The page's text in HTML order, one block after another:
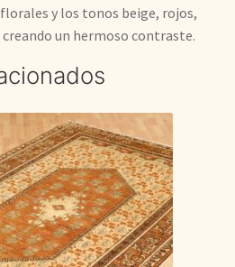
y los tonos beige, rojos,
un hermoso contraste.